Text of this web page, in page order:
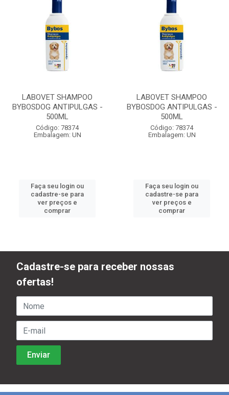
LABOVET SHAMPOO
BYBOSDOG ANTIPULGAS -
500ML
Código: 78374
Embalagem: UN
Faça seu login ou
cadastre-se para
ver preços e
comprar
LABOVET SHAMPOO
BYBOSDOG ANTIPULGAS -
500ML
Código: 78374
Embalagem: UN
Faça seu login ou
cadastre-se para
ver preços e
comprar
Cadastre-se para receber nossas
ofertas!